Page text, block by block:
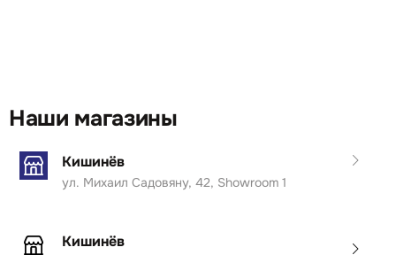
Наши магазины
Кишинёв
ул. Михаил Садовяну, 42, Showroom 1
Кишинёв